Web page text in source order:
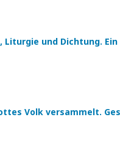
Liturgie und Dichtung.
Volk versammelt.